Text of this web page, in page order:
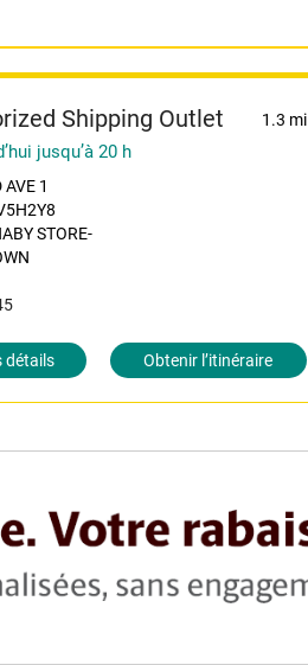
Shipping Outlet 1.3 mi
jusqu’à 20 h
1
STORE-
détails Obtenir l’itinéraire